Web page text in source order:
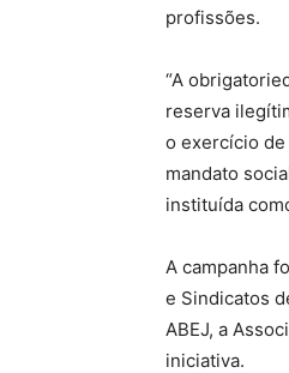
profissões.
“A
reserva
o exercício
mandato
instituída
A campanha
e Sindicatos
ABEJ, a
iniciativa.